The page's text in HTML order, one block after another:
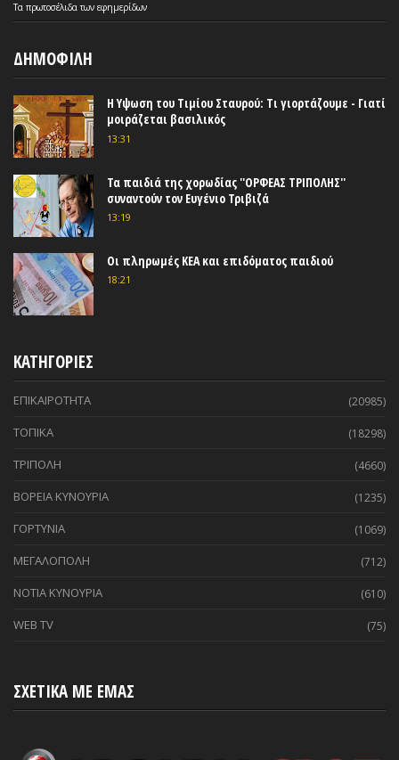
Τα πρωτοσέλιδατων εφημερίδων
ΔΗΜΟΦΙΛΗ
Η Υψωση του Τιμίου Σταυρού: Τι γιορτάζουμε - Γιατί
μοιράζεται βασιλικός
13:31
Τα παιδιά της χορωδίας ''ΟΡΦΕΑΣ ΤΡΙΠΟΛΗΣ''
συναντούν τον Ευγένιο Τριβιζά
13:19
Οι πληρωμές ΚΕΑ και επιδόματος παιδιού
18:21
ΚΑΤΗΓΟΡΙΕΣ
ΕΠΙΚΑΙΡΟΤΗΤΑ (20985)
ΤΟΠΙΚΑ (18298)
ΤΡΙΠΟΛΗ (4660)
ΒΟΡΕΙΑ ΚΥΝΟΥΡΙΑ (1235)
ΓΟΡΤΥΝΙΑ (1069)
ΜΕΓΑΛΟΠΟΛΗ (712)
ΝΟΤΙΑ ΚΥΝΟΥΡΙΑ (610)
WEB TV (75)
ΣΧΕΤΙΚΑ ΜΕ ΕΜΑΣ